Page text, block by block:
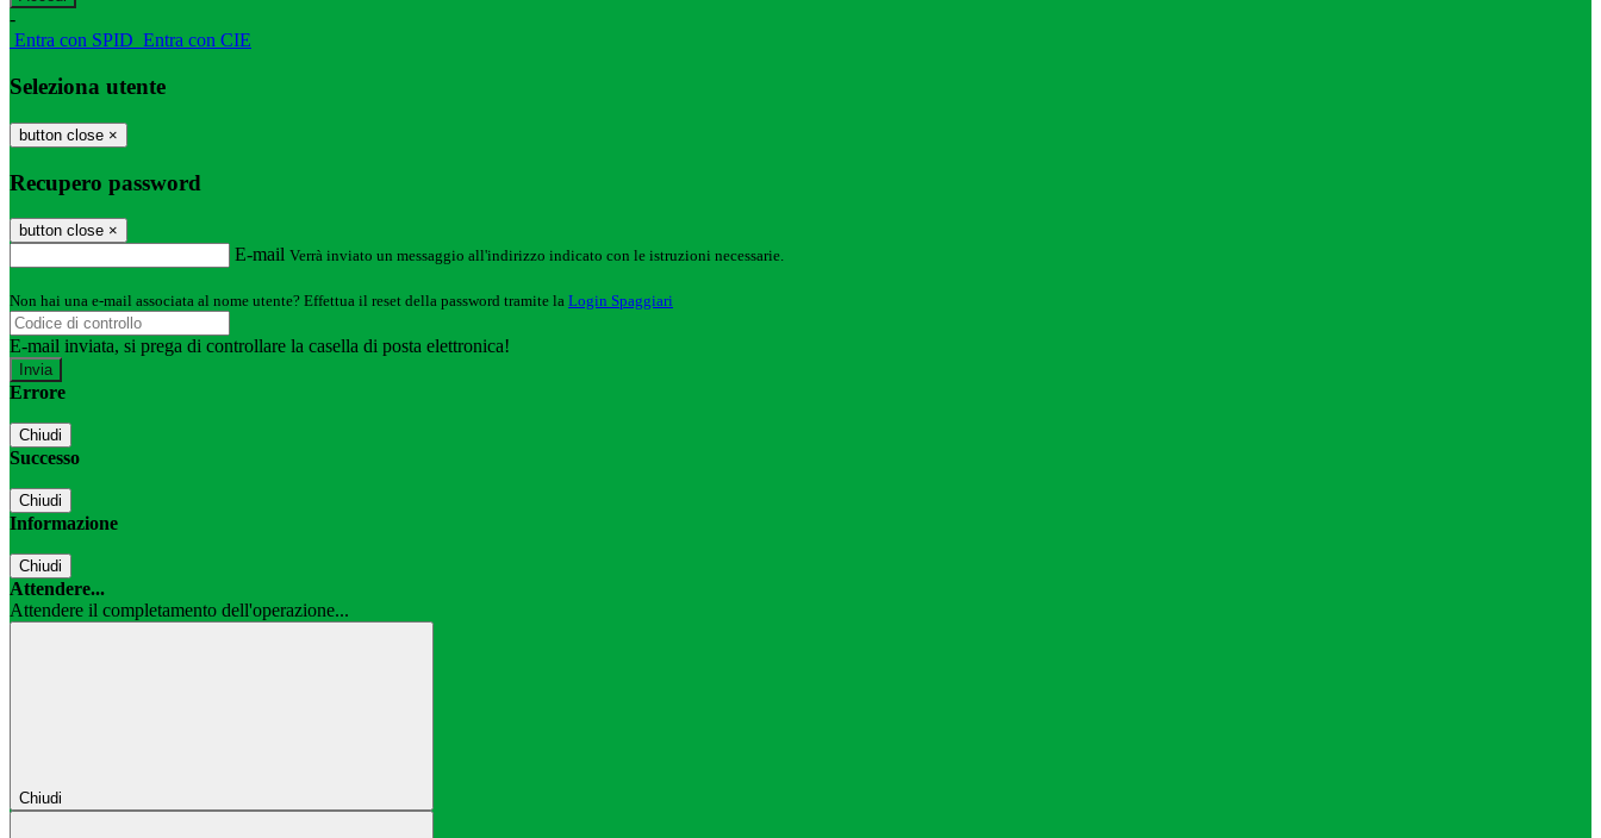
-
Entra con SPID Entra con CIE
Seleziona utente
button close ×
Recupero password
button close ×
E-mail Verrà inviato un messaggio all'indirizzo indicato con le istruzioni necessarie.
Non hai una e-mail associata al nome utente? Effettua il reset della password tramite la Login Spaggiari
E-mail inviata, si prega di controllare la casella di posta elettronica!
Errore
Chiudi
Successo
Chiudi
Informazione
Chiudi
Attendere...
Attendere il completamento dell'operazione...
Chiudi